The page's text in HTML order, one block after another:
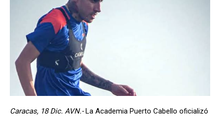
Caracas, 18 Dic. AVN.-La Academia Puerto Cabello oficializó